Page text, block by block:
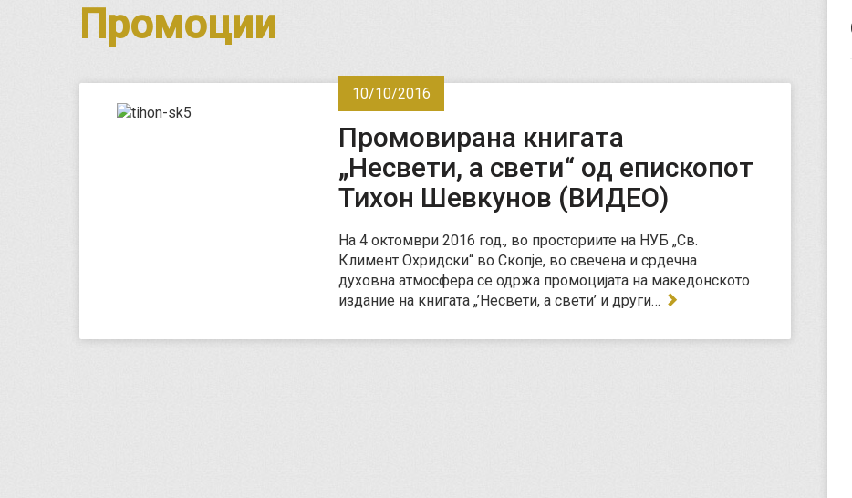
Промоции
10/10/2016
Промовирана книгата
„Несвети, а свети“ од епископот
Тихон Шевкунов (ВИДЕО)
На 4 октомври 2016 год., во просториите на НУБ „Св.
Климент Охридски“ во Скопје, во свечена и срдечна
духовна атмосфера се одржа промоцијата на македонското
издание на книгата „’Несвети, а свети’ и други…